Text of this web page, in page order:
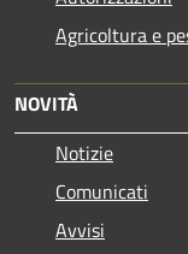
Agricoltura e
NOVITÀ
Notizie
Comunicati
Avvisi